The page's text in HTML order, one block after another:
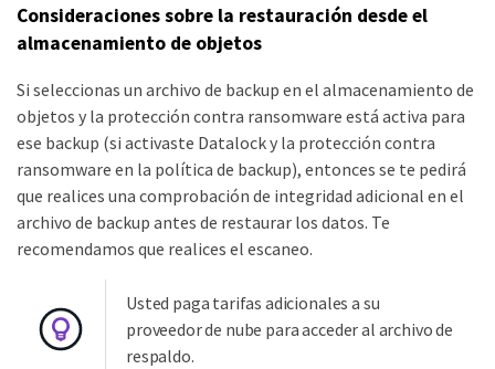
Consideraciones sobre la restauración desde el
almacenamiento de objetos
Si seleccionas un archivo de backup en el almacenamiento de
objetos y la protección contra ransomware está activa para
ese backup (si activaste Datalock y la protección contra
ransomware en la política de backup), entonces se te pedirá
que realices una comprobación de integridad adicional en el
archivo de backup antes de restaurar los datos. Te
recomendamos que realices el escaneo.
Usted paga tarifas adicionales a su
proveedor de nube para acceder al archivo de
respaldo.